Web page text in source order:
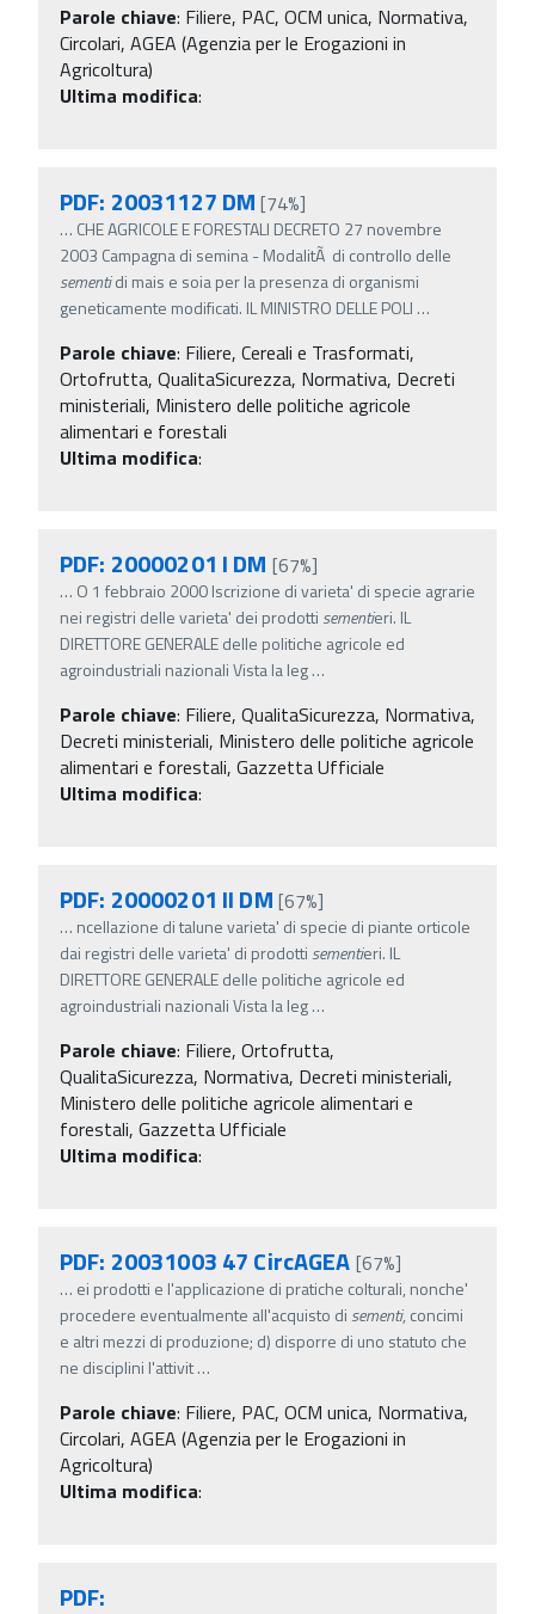
Parole chiave: Filiere, PAC, OCM unica, Normativa,
Circolari, AGEA (Agenzia per le Erogazioni in
Agricoltura)
Ultima modifica:
PDF: 20031127 DM [74%]
… CHE AGRICOLE E FORESTALI DECRETO 27 novembre
2003 Campagna di semina - ModalitÃ di controllo delle
sementidi mais e soia per la presenza di organismi
geneticamente modificati. IL MINISTRO DELLE POLI …
Parole chiave: Filiere, Cereali e Trasformati,
Ortofrutta, QualitaSicurezza, Normativa, Decreti
ministeriali, Ministero delle politiche agricole
alimentari e forestali
Ultima modifica:
PDF: 20000201 I DM [67%]
… O 1 febbraio 2000 Iscrizione di varieta' di specie agrarie
nei registri delle varieta' dei prodotti sementieri. IL
DIRETTORE GENERALE delle politiche agricole ed
agroindustriali nazionali Vista la leg…
Parole chiave: Filiere, QualitaSicurezza, Normativa,
Decreti ministeriali, Ministero delle politiche agricole
alimentari e forestali, Gazzetta Ufficiale
Ultima modifica:
PDF: 20000201 II DM [67%]
… ncellazione di talune varieta' di specie di piante orticole
dai registri delle varieta' di prodotti sementieri. IL
DIRETTORE GENERALE delle politiche agricole ed
agroindustriali nazionali Vista la leg…
Parole chiave: Filiere, Ortofrutta,
QualitaSicurezza, Normativa, Decreti ministeriali,
Ministero delle politiche agricole alimentari e
forestali, Gazzetta Ufficiale
Ultima modifica:
PDF: 20031003 47 CircAGEA [67%]
… ei prodotti e l'applicazione di pratiche colturali, nonche'
procedere eventualmente all'acquisto di sementi, concimi
e altri mezzi di produzione; d) disporre di uno statuto che
ne disciplini l'attivit…
Parole chiave: Filiere, PAC, OCM unica, Normativa,
Circolari, AGEA (Agenzia per le Erogazioni in
Agricoltura)
Ultima modifica:
PDF: